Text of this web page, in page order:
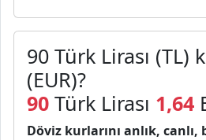
90 Türk Lirası (TL)
(EUR)?
90 Türk Lirası 1,64
Döviz kurlarını anlık,